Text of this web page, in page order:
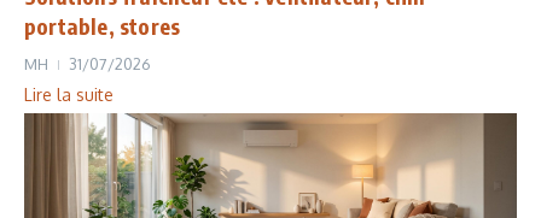
portable, stores
MH 31/07/2026
Lire la suite